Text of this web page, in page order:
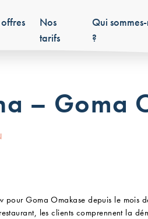
Nos
tarifs
Qui
?
– Goma
pour Goma Omakase depuis le
les clients comprennent la